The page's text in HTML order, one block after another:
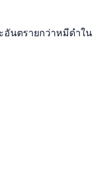
นตรายกว่าหมีดำใน